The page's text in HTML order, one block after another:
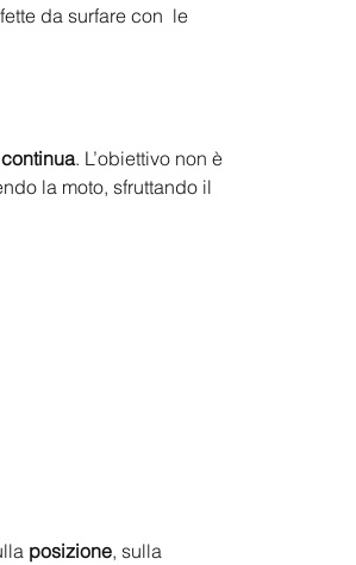
da surfare con  le
. L’obiettivo non è
la moto, sfruttando il
posizione, sulla